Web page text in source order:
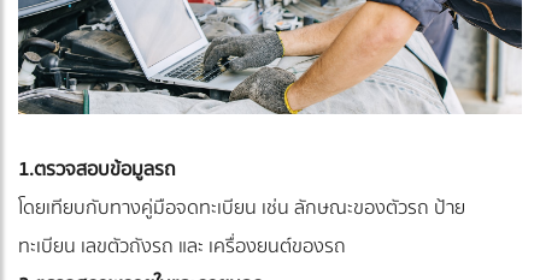
1.ตรวจสอบข้อมูลรถ
โดยเทียบกับทางคู่มือจดทะเบียน เช่น ลักษณะของตัวรถ ป้าย
ทะเบียน เลขตัวถังรถ และ เครื่องยนต์ของรถ